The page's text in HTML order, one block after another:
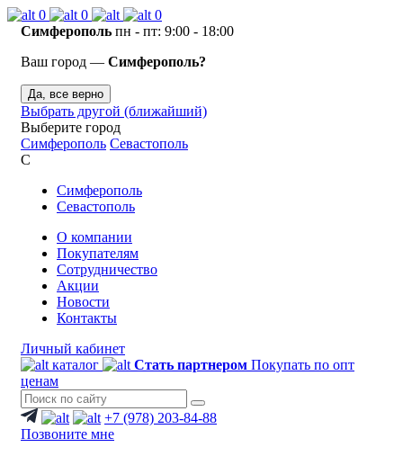
0 0
0
Симферополь пн - пт: 9:00 - 18:00
Ваш город — Симферополь?
Да, все верно
Выбрать другой (ближайший)
Выберите город
Симферополь Севастополь
С
Симферополь
Севастополь
О компании
Покупателям
Сотрудничество
Акции
Новости
Контакты
Личный кабинет
каталог
Стать партнером Покупать по опт
ценам
+7 (978) 203-84-88
Позвоните мне